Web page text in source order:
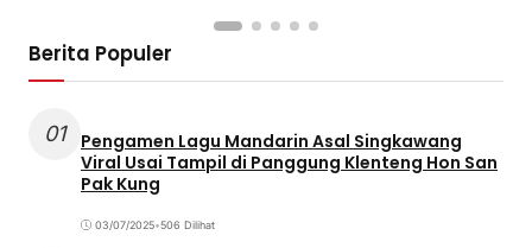
Berita Populer
01
Pengamen Lagu Mandarin Asal Singkawang
Viral Usai Tampil di Panggung Klenteng Hon San
Pak Kung
03/07/2025•506 Dilihat